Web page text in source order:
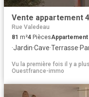
Vente appartement
Rue Valedeau
81 m²4 PiècesAppartement
·Jardin·Cave·Terrasse·
Vu la première fois il y a
Ouestfrance-immo